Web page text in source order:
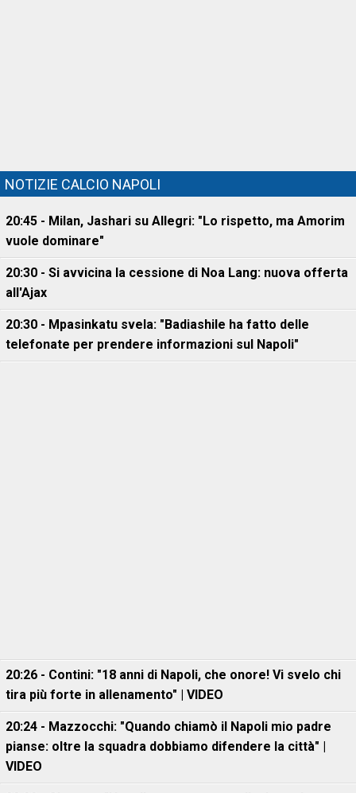
NOTIZIE CALCIO NAPOLI
20:45 - Milan, Jashari su Allegri: "Lo rispetto, ma Amorim
vuole dominare"
20:30 - Si avvicina la cessione di Noa Lang: nuova offerta
all'Ajax
20:30 - Mpasinkatu svela: "Badiashile ha fatto delle
telefonate per prendere informazioni sul Napoli"
20:26 - Contini: "18 anni di Napoli, che onore! Vi svelo chi
tira più forte in allenamento" | VIDEO
20:24 - Mazzocchi: "Quando chiamò il Napoli mio padre
pianse: oltre la squadra dobbiamo difendere la città" |
VIDEO